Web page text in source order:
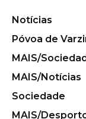
Notícias
Póvoa de
MAIS/
MAIS/Notícias
Sociedade
MAIS/